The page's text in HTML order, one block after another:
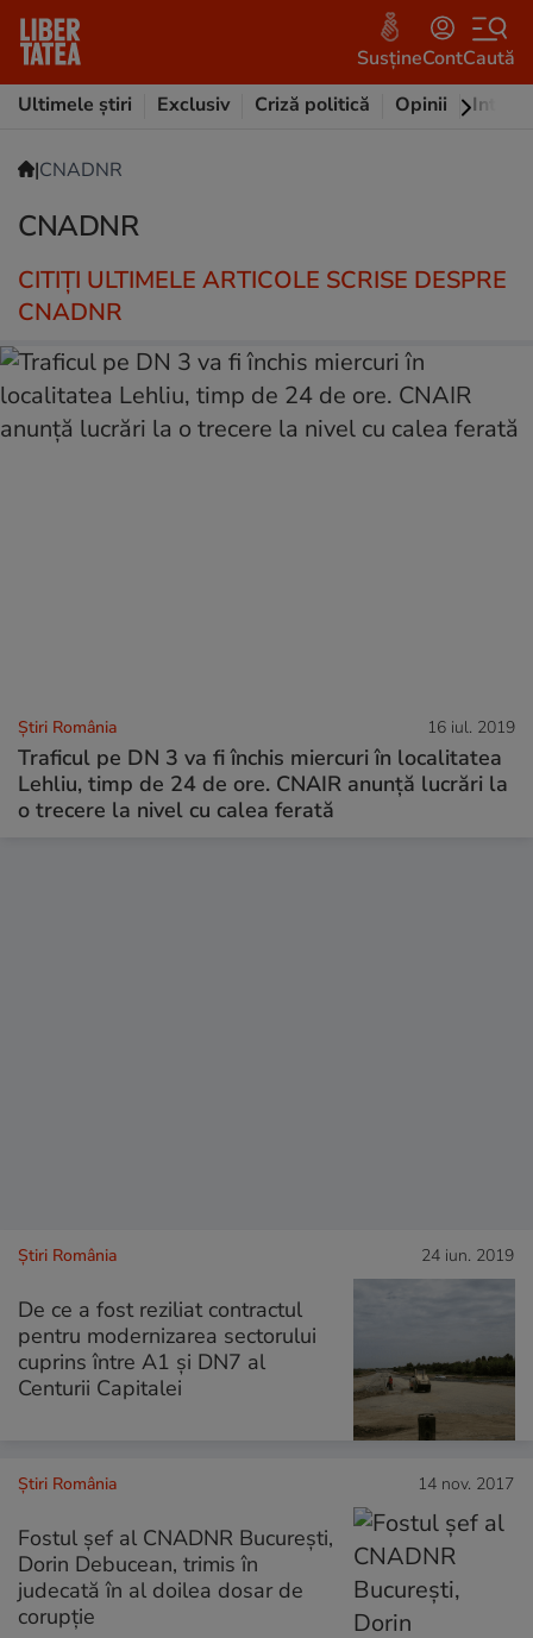
SusțineContCaută
Ultimele știri
Exclusiv Criză politică Opinii
|CNADNR
CNADNR
CITIȚI ULTIMELE ARTICOLE SCRISE DESPRE
CNADNR
Știri România 16 iul. 2019
Traficul pe DN 3 va fi închis miercuri în localitatea
Lehliu, timp de 24 de ore. CNAIR anunță lucrări la
o trecere la nivel cu calea ferată
Știri România 24 iun. 2019
De ce a fost reziliat contractul
pentru modernizarea sectorului
cuprins între A1 şi DN7 al
Centurii Capitalei
Știri România 14 nov. 2017
Fostul șef al CNADNR București,
Dorin Debucean, trimis în
judecată în al doilea dosar de
corupție